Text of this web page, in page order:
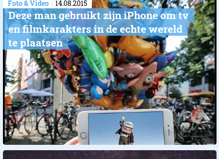
Foto & Video 14.08.2015
Deze man gebruikt zijn iPhone om tv
en filmkarakters in de echte wereld
te plaatsen